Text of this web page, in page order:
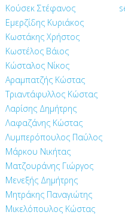
Κούσεκ Στέφανος
Εμερζίδης Κυριάκος
Κωστάκης Χρήστος
Κωστέλος Βάιος
Κώσταλος Νίκος
Αραμπατζής Κώστας
Τριαντάφυλλος Κώστας
Λαρίσης Δημήτρης
Λαφαζάνης Κώστας
Λυμπερόπουλος Παύλος
Μάρκου Νικήτας
Ματζουράνης Γιώργος
Μενεξής Δημήτρης
Μητράκης Παναγιώτης
Μικελόπουλος Κώστας